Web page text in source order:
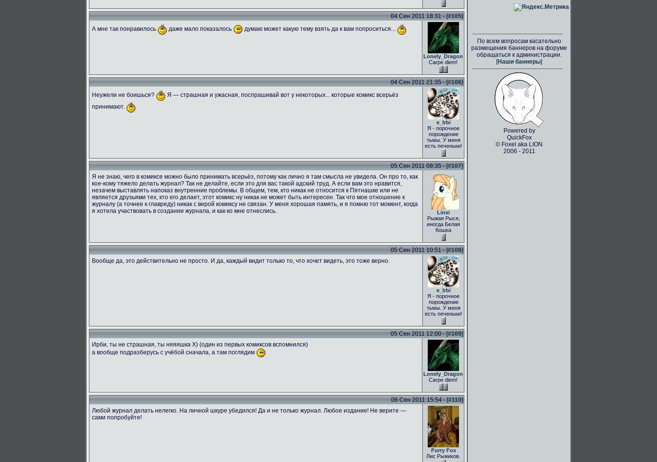
04 Сен 2011 18:31 - [#105]
А мне так понравилось
даже мало показалось думаю может какую тему взять да к вам попроситься...
Lonely_Dragon
Carpe diem!
04 Сен 2011 21:35 - [#106]
Неужели не боишься?
Я — страшная и ужасная, поспрашивай вот у некоторых... которые комикс всерьёз
принимают.
e_Irbi
Я - порочное
порождение
тьмы. У меня
есть печеньки!
05 Сен 2011 08:35 - [#107]
Я не знаю, чего в комиксе можно было принимать всерьёз, потому как лично я там смысла не увидела. Он про то, как
кое-кому тяжело делать журнал? Так не делайте, если это для вас такой адский труд. А если вам это нравится,
незачем выставлять напоказ внутренние проблемы. В общем, тем, кто никак не относится к Пятнашке или не
является друзьями тех, кто его делает, этот комикс ну никак не может быть интересен. Так что мое отношение к
журналу (а точнее к главреду) никак с верой комиксу не связан. У меня хорошая память, и я помню тот момент, когда
я хотела участвовать в создании журнала, и как ко мне отнеслись.
Linxi
Рыжая Рыся,
иногда Белая
Кошка
05 Сен 2011 10:51 - [#108]
Вообще да, это действительно не просто. И да, каждый видит только то, что хочет видеть, это тоже верно.
e_Irbi
Я - порочное
порождение
тьмы. У меня
есть печеньки!
05 Сен 2011 12:00 - [#109]
Ирби, ты не страшная, ты няяяшка X) (один из первых комиксов вспомнился)
а вообще подразберусь с учёбой сначала, а там поглядим
Lonely_Dragon
Carpe diem!
06 Сен 2011 15:54 - [#110]
Любой журнал делать нелегко. На личной шкуре убедился! Да и не только журнал. Любое издание! Не верите —
сами попробуйте!
Furry Fox
Лис Рыжиков.
По всем вопросам касательно
размещения баннеров на форуме
обращаться к администрации.
[Наши баннеры]
Powered by
QuickFox
© Foxel aka LION
2006 - 2011